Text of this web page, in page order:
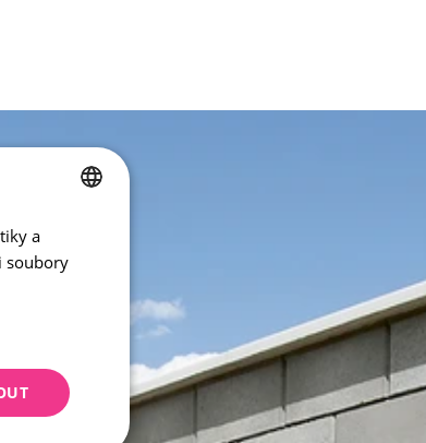
CZECH
ENGLISH
a
soubory